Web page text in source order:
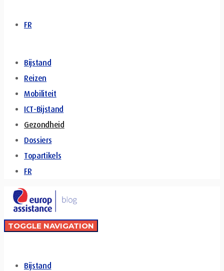
FR
Bijstand
Reizen
Mobiliteit
ICT-Bijstand
Gezondheid
Dossiers
Topartikels
FR
TOGGLE NAVIGATION
Bijstand